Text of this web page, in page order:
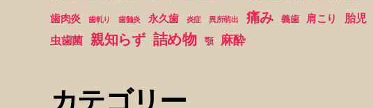
歯肉炎 歯軋り 歯髄炎 永久歯 炎症 異所萌出 痛み 義歯 肩こり 胎児
虫歯菌 親知らず 詰め物 顎 麻酔
カテゴリー